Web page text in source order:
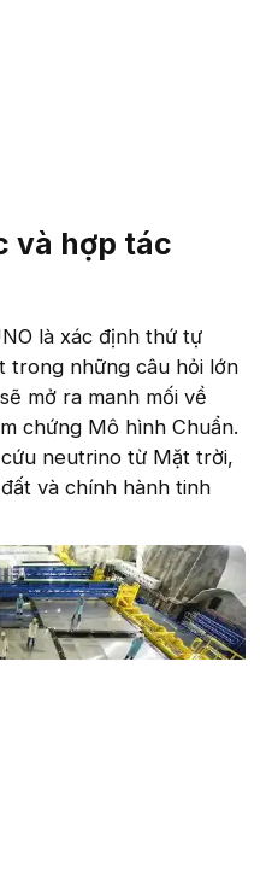
và hợp tác
là xác định thứ tự
trong những câu hỏi lớn
mở ra manh mối về
chứng Mô hình Chuẩn.
neutrino từ Mặt trời,
và chính hành tinh